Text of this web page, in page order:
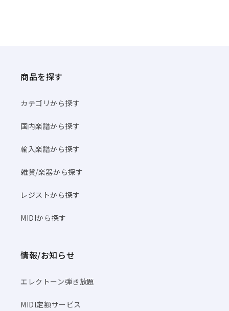
商品を探す
カテゴリから探す
国内楽譜から探す
輸入楽譜から探す
雑貨/楽器から探す
レジストから探す
MIDIから探す
情報/お知らせ
エレクトーン弾き放題
MIDI定額サービス